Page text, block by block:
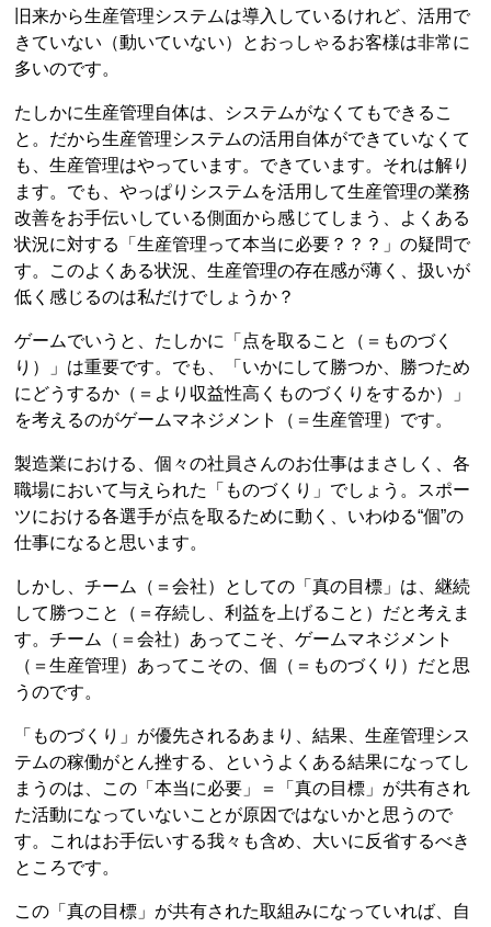
旧来から生産管理システムは導入しているけれど、活用で
きていない（動いていない）とおっしゃるお客様は非常に
多いのです。
たしかに生産管理自体は、システムがなくてもできるこ
と。だから生産管理システムの活用自体ができていなくて
も、生産管理はやっています。できています。それは解り
ます。でも、やっぱりシステムを活用して生産管理の業務
改善をお手伝いしている側面から感じてしまう、よくある
状況に対する「生産管理って本当に必要？？？」の疑問で
す。このよくある状況、生産管理の存在感が薄く、扱いが
低く感じるのは私だけでしょうか？
ゲームでいうと、たしかに「点を取ること（＝ものづく
り）」は重要です。でも、「いかにして勝つか、勝つため
にどうするか（＝より収益性高くものづくりをするか）」
を考えるのがゲームマネジメント（＝生産管理）です。
製造業における、個々の社員さんのお仕事はまさしく、各
職場において与えられた「ものづくり」でしょう。スポー
ツにおける各選手が点を取るために動く、いわゆる“個”の
仕事になると思います。
しかし、チーム（＝会社）としての「真の目標」は、継続
して勝つこと（＝存続し、利益を上げること）だと考えま
す。チーム（＝会社）あってこそ、ゲームマネジメント
（＝生産管理）あってこその、個（＝ものづくり）だと思
うのです。
「ものづくり」が優先されるあまり、結果、生産管理シス
テムの稼働がとん挫する、というよくある結果になってし
まうのは、この「本当に必要」＝「真の目標」が共有され
た活動になっていないことが原因ではないかと思うので
す。これはお手伝いする我々も含め、大いに反省するべき
ところです。
この「真の目標」が共有された取組みになっていれば、自